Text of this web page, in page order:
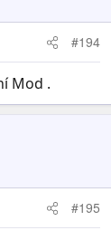
#194
Mod .
#195